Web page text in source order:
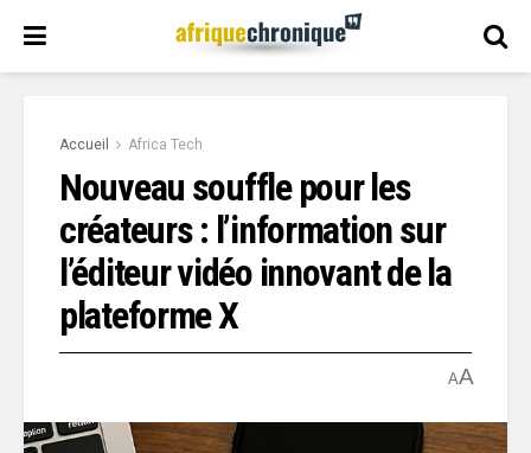
Accueil Africa Tech
Nouveau souffle pour les
créateurs : l’information sur
l’éditeur vidéo innovant de la
plateforme X
AA